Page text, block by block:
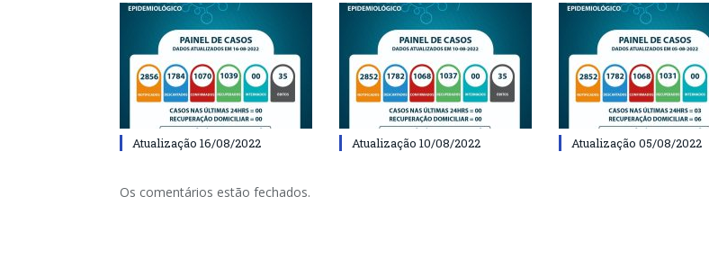
Atualização 16/08/2022 Atualização 10/08/2022 Atualização 05/08/2022
Os comentários estão fechados.